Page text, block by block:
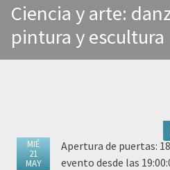
Ciencia y arte:
pintura y escultura
MIÉ
21
MAY
Apertura de puertas:
evento desde las